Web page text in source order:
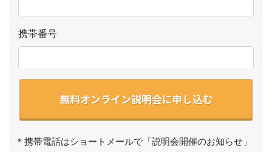
携帯番号
無料オンライン説明会に申し込む
＊携帯電話はショートメールで「説明会開催のお知らせ」